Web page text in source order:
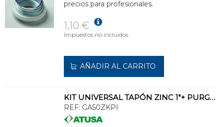
precios para profesionales.
1,10 €
Impuestos no incluidos.
AÑADIR AL CARRITO
KIT UNIVERSAL TAPÓN ZINC 1"+ PURGADOR REDUCCIÓN IZQUIERDA
REF: GA50ZKPI